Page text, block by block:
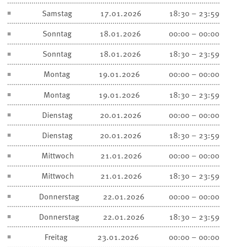
Samstag
17.01.2026
18:30 – 23:59
Sonntag
18.01.2026
00:00 – 00:00
Sonntag
18.01.2026
18:30 – 23:59
Montag
19.01.2026
00:00 – 00:00
Montag
19.01.2026
18:30 – 23:59
Dienstag
20.01.2026
00:00 – 00:00
Dienstag
20.01.2026
18:30 – 23:59
Mittwoch
21.01.2026
00:00 – 00:00
Mittwoch
21.01.2026
18:30 – 23:59
Donnerstag
22.01.2026
00:00 – 00:00
Donnerstag
22.01.2026
18:30 – 23:59
Freitag
23.01.2026
00:00 – 00:00